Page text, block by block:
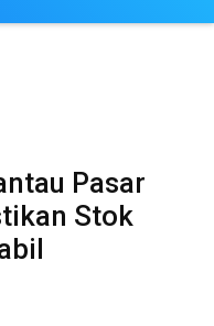
Pasar
Stok